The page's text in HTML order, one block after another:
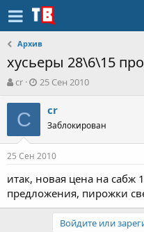
Архив
хусьеры 28\6\15
А
т
о
т
е
ы
cr
Д
т
а
ч
л
а
25 Сен 2010
C cr
Заблокирован
25 Сен 2010
итак, новая цена на сабж
предложения, пирожки
Войдите или